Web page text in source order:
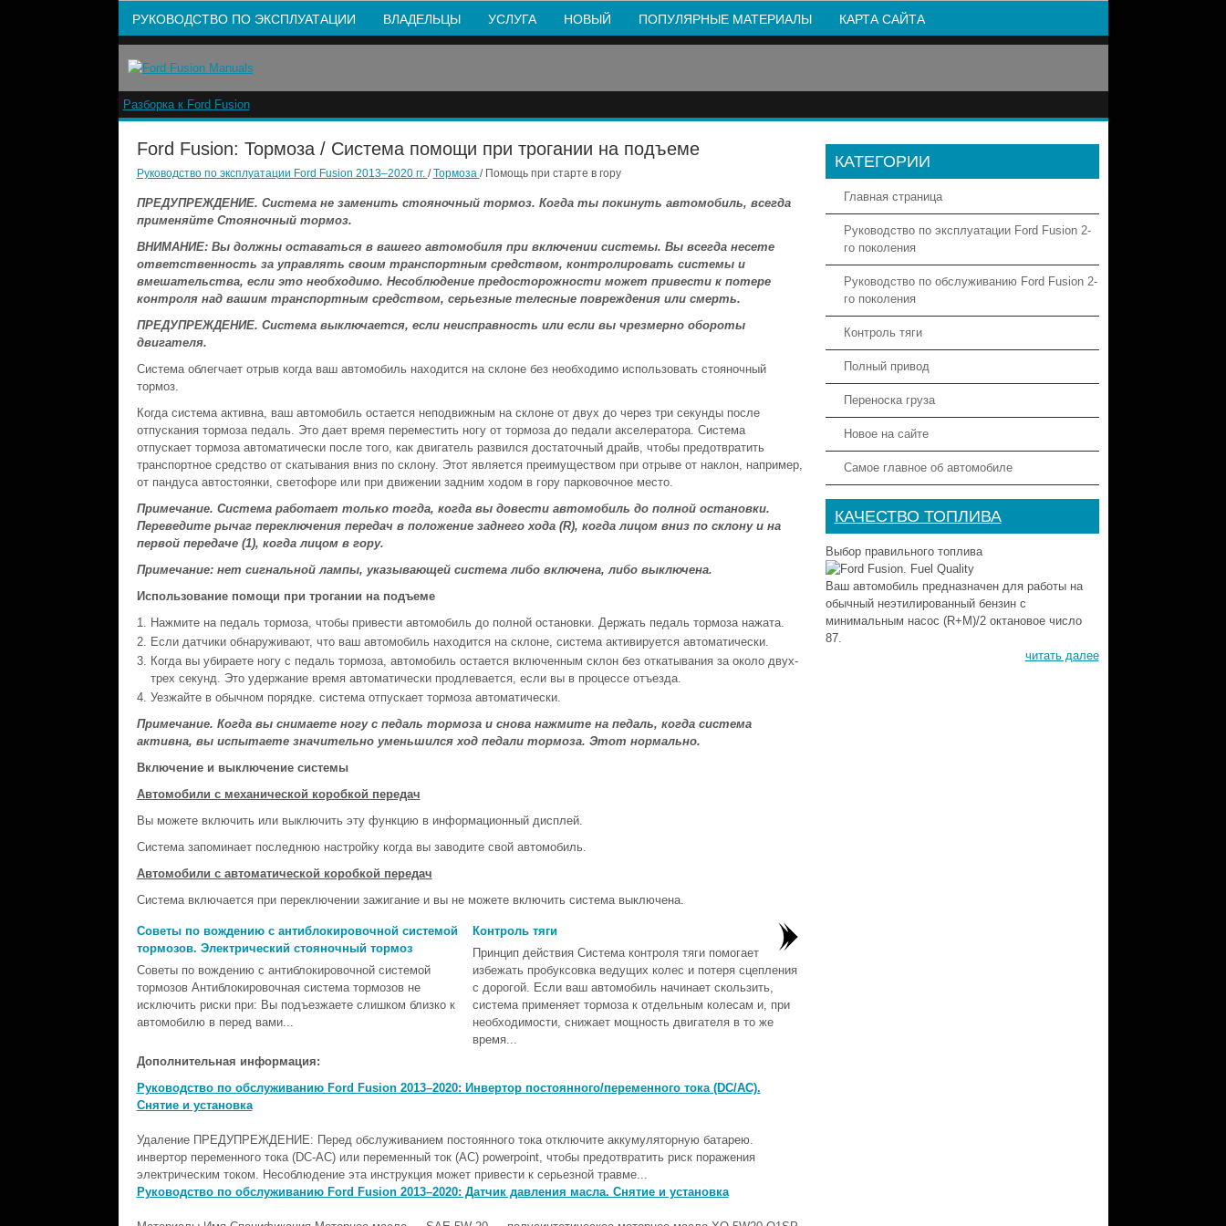
РУКОВОДСТВО ПО ЭКСПЛУАТАЦИИ ВЛАДЕЛЬЦЫ УСЛУГА НОВЫЙ ПОПУЛЯРНЫЕ МАТЕРИАЛЫ КАРТА САЙТА
Разборка к Ford Fusion
Ford Fusion: Тормоза / Система помощи при трогании на подъеме
Руководство по эксплуатации Ford Fusion 2013–2020 гг. /Тормоза / Помощь при старте в гору
ПРЕДУПРЕЖДЕНИЕ. Система не заменить стояночный тормоз. Когда ты покинуть автомобиль, всегда
применяйте Стояночный тормоз.
ВНИМАНИЕ: Вы должны оставаться в вашего автомобиля при включении системы. Вы всегда несете
ответственность за управлять своим транспортным средством, контролировать системы и
вмешательства, если это необходимо. Несоблюдение предосторожности может привести к потере
контроля над вашим транспортным средством, серьезные телесные повреждения или смерть.
ПРЕДУПРЕЖДЕНИЕ. Система выключается, если неисправность или если вы чрезмерно обороты
двигателя.
Система облегчает отрыв когда ваш автомобиль находится на склоне без необходимо использовать стояночный
тормоз.
Когда система активна, ваш автомобиль остается неподвижным на склоне от двух до через три секунды после
отпускания тормоза педаль. Это дает время переместить ногу от тормоза до педали акселератора. Система
отпускает тормоза автоматически после того, как двигатель развился достаточный драйв, чтобы предотвратить
транспортное средство от скатывания вниз по склону. Этот является преимуществом при отрыве от наклон, например,
от пандуса автостоянки, светофоре или при движении задним ходом в гору парковочное место.
Примечание. Система работает только тогда, когда вы довести автомобиль до полной остановки.
Переведите рычаг переключения передач в положение заднего хода (R), когда лицом вниз по склону и на
первой передаче (1), когда лицом в гору.
Примечание: нет сигнальной лампы, указывающей система либо включена, либо выключена.
Использование помощи при трогании на подъеме
Нажмите на педаль тормоза, чтобы привести автомобиль до полной остановки. Держать педаль тормоза нажата.
Если датчики обнаруживают, что ваш автомобиль находится на склоне, система активируется автоматически.
Когда вы убираете ногу с педаль тормоза, автомобиль остается включенным склон без откатывания за около двух-
трех секунд. Это удержание время автоматически продлевается, если вы в процессе отъезда.
Уезжайте в обычном порядке. система отпускает тормоза автоматически.
Примечание. Когда вы снимаете ногу с педаль тормоза и снова нажмите на педаль, когда система
активна, вы испытаете значительно уменьшился ход педали тормоза. Этот нормально.
Включение и выключение системы
Автомобили с механической коробкой передач
Вы можете включить или выключить эту функцию в информационный дисплей.
Система запоминает последнюю настройку когда вы заводите свой автомобиль.
Автомобили с автоматической коробкой передач
Система включается при переключении зажигание и вы не можете включить система выключена.
Советы по вождению с антиблокировочной системой
тормозов. Электрический стояночный тормоз
Советы по вождению с антиблокировочной системой
тормозов Антиблокировочная система тормозов не
исключить риски при: Вы подъезжаете слишком близко к
автомобилю в перед вами...
Контроль тяги
Принцип действия Система контроля тяги помогает
избежать пробуксовка ведущих колес и потеря сцепления
с дорогой. Если ваш автомобиль начинает скользить,
система применяет тормоза к отдельным колесам и, при
необходимости, снижает мощность двигателя в то же
время...
Дополнительная информация:
Руководство по обслуживанию Ford Fusion 2013–2020: Инвертор постоянного/переменного тока (DC/AC).
Снятие и установка
Удаление ПРЕДУПРЕЖДЕНИЕ: Перед обслуживанием постоянного тока отключите аккумуляторную батарею.
инвертор переменного тока (DC-AC) или переменный ток (AC) powerpoint, чтобы предотвратить риск поражения
электрическим током. Несоблюдение эта инструкция может привести к серьезной травме...
Руководство по обслуживанию Ford Fusion 2013–2020: Датчик давления масла. Снятие и установка
КАТЕГОРИИ
Главная страница
Руководство по эксплуатации Ford Fusion 2-
го поколения
Руководство по обслуживанию Ford Fusion 2-
го поколения
Контроль тяги
Полный привод
Переноска груза
Новое на сайте
Самое главное об автомобиле
КАЧЕСТВО ТОПЛИВА
Выбор правильного топлива
Ваш автомобиль предназначен для работы на
обычный неэтилированный бензин с
минимальным насос (R+M)/2 октановое число
87.
читать далее